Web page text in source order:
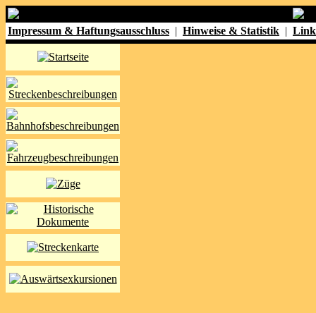
Impressum & Haftungsausschluss | Hinweise & Statistik |